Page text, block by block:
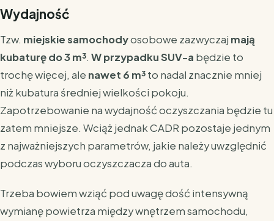
Wydajność
Tzw. miejskie samochodyosobowe zazwyczaj mają
kubaturę do 3 m³. W przypadku SUV-a będzie to
trochę więcej, ale nawet 6 m³to nadal znacznie mniej
niż kubatura średniej wielkości pokoju.
Zapotrzebowanie na wydajność oczyszczania będzie tu
zatem mniejsze. Wciąż jednak CADR pozostaje jednym
z najważniejszych parametrów, jakie należy uwzględnić
podczas wyboru oczyszczacza do auta.
Trzeba bowiem wziąć pod uwagę dość intensywną
wymianę powietrza między wnętrzem samochodu,